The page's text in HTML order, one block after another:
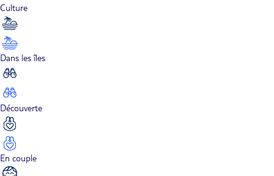
Culture
Dans les îles
Découverte
En couple